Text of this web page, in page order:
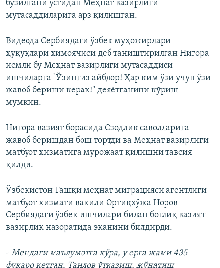
бузилгани устидан Меҳнат вазирлиги
мутасаддиларига арз қилишган.
Видеода Сербиядаги ўзбек муҳожирлари
ҳуқуқлари ҳимоячиси деб таништирилган Нигора
исмли бу Меҳнат вазирлиги мутасаддиси
ишчиларга "Ўзингиз айбдор! Ҳар ким ўзи учун ўзи
жавоб бериши керак!" деяётганини кўриш
мумкин.
Нигора вазият борасида Озодлик саволларига
жавоб беришдан бош тортди ва Меҳнат вазирлиги
матбуот хизматига мурожаат қилишни тавсия
қилди.
Ўзбекистон Ташқи меҳнат миграцияси агентлиги
матбуот хизмати вакили Ортиқхўжа Норов
Сербиядаги ўзбек ишчилари билан боғлиқ вазият
вазирлик назоратида эканини билдирди.
- Мендаги маълумотга кўра, у ерга жами 435
фуқаро кетган. Танлов ўтказиш, жўнатиш